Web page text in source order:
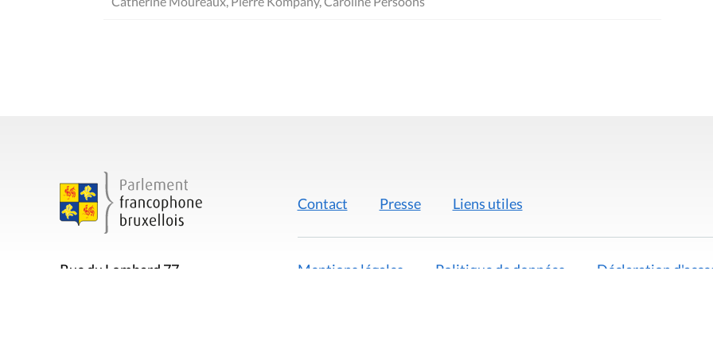
Rue du Lombard 77
Contact Presse Liens utiles
Mentions légales Politique de données Déclaration